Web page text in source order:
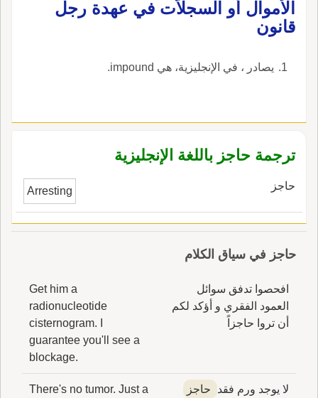
الأموال أو السجلاّت في عهدة رجل
قانون
يصادر ، في الإنجليزية، هي impound.
ترجمة حاجز باللغة الإنجليزية
حاجز Arresting
حاجز في سياق الكلام
افحصوا تدفق سوائل
العمود الفقري و أؤكد لكم
أن تروا حاجزاً
Get him a
radionucleotide
cisternogram. I
guarantee you'll see a
blockage.
لا يوجد ورم فقد
حاجز
There's no tumor. Just a